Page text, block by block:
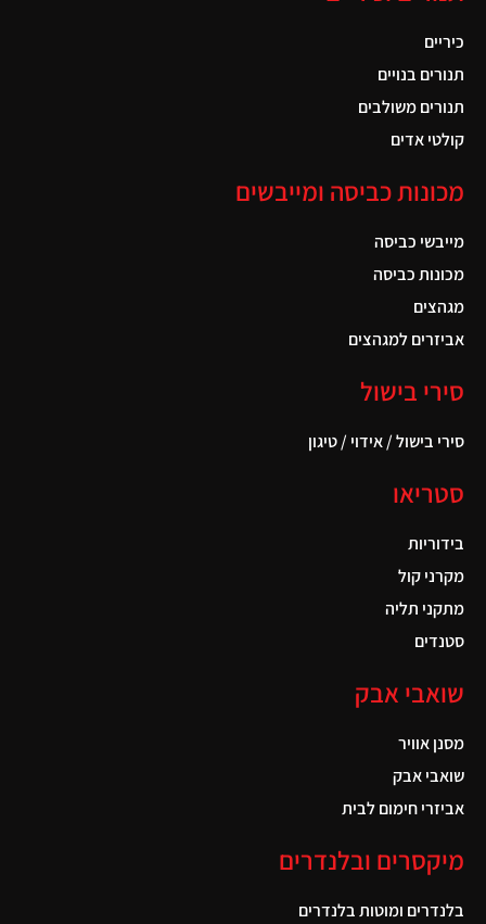
כיריים
תנורים בנויים
תנורים משולבים
קולטי אדים
מכונות כביסה ומייבשים
מייבשי כביסה
מכונות כביסה
מגהצים
אביזרים למגהצים
סירי בישול
סירי בישול / אידוי / טיגון
סטריאו
בידוריות
מקרני קול
מתקני תליה
סטנדים
שואבי אבק
מסנן אוויר
שואבי אבק
אביזרי חימום לבית
מיקסרים ובלנדרים
בלנדרים ומוטות בלנדרים